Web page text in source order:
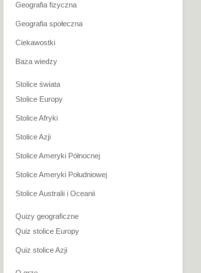
Geografia fizyczna
Geografia społeczna
Ciekawostki
Baza wiedzy
Stolice świata
Stolice Europy
Stolice Afryki
Stolice Azji
Stolice Ameryki Północnej
Stolice Ameryki Południowej
Stolice Australii i Oceanii
Quizy geograficzne
Quiz stolice Europy
Quiz stolice Azji